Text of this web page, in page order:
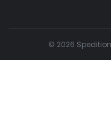
© 2026